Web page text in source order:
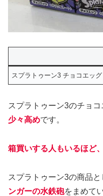
スプラトゥーン3 チョコエッグ
スプラトゥーン3のチョコ
少々高めです。
箱買いする人もいるほど
スプラトゥーン3の商品と
ンガーの水鉄砲をまめて